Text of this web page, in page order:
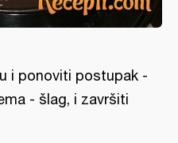
i ponoviti postupak -
- šlag, i završiti